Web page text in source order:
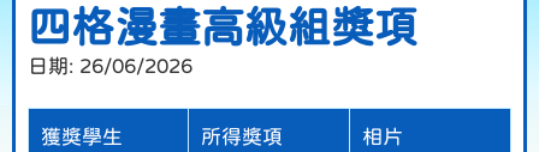
四格漫畫高級組獎項
日期: 26/06/2026
獲獎學生 所得獎項 相片